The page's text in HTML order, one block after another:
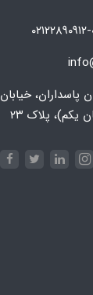
۰۲۱۲۲۸۹۰۹۱۷
پاسداران، خیابان
پلاک ۲۳